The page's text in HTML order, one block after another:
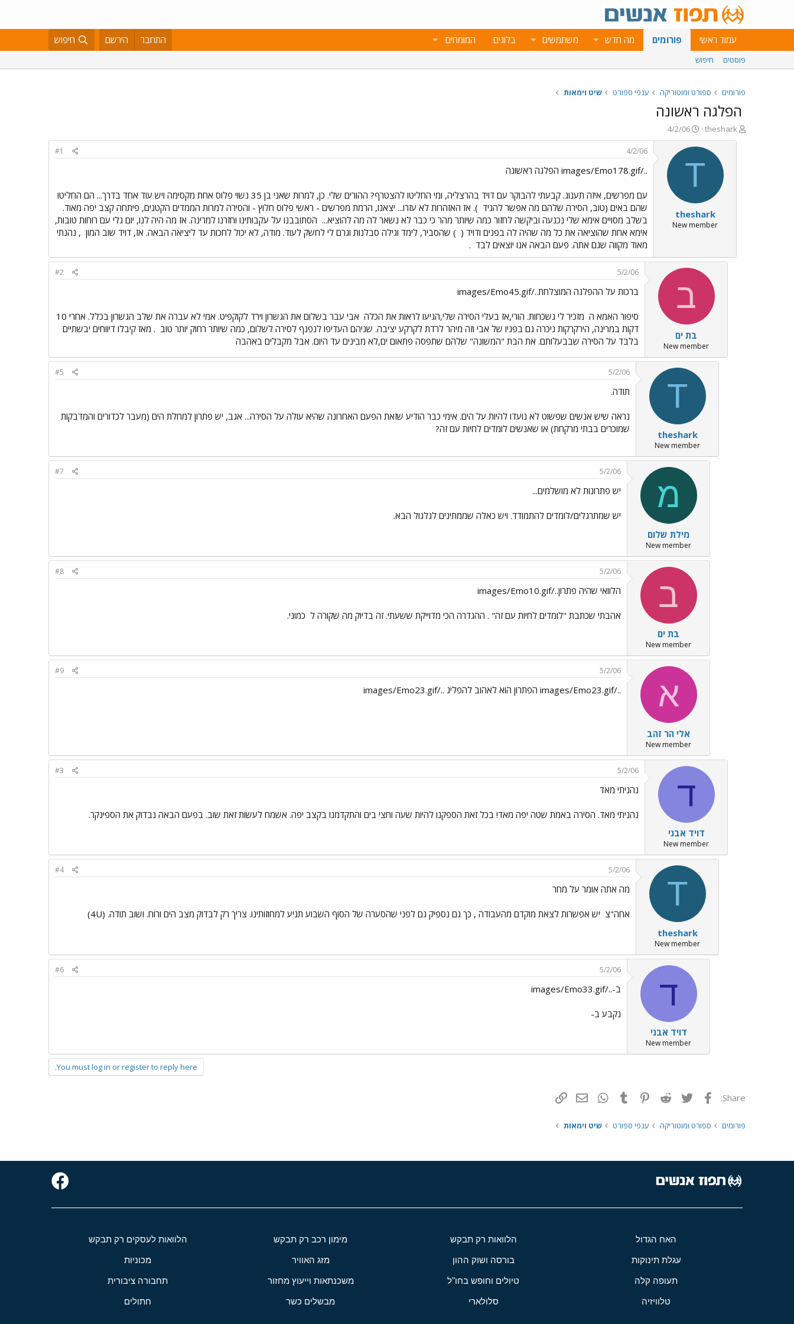
עמוד ראשי פורומים מה חדש משתמשים בלוגים המומחים התחבר הירשם חיפוש
פוסטים חיפוש
פורומים ספורט ומוטוריקה ענפי ספורט שיט וימאות
הפלגה ראשונה
פ
ו
theshark
פ
ו
ר
א
ר
י
4/2/06
T
theshark
New member
4/2/06
#1
../images/Emo178.gif הפלגה ראשונה
עם מפרשים, איזה תענוג. קבעתי להבוקר עם דויד בהרצליה, ומי החליטו להצטרף? ההורים שלי. כן, למרות שאני בן 35 נשוי פלוס אחת מקסימה ויש עוד אחד בדרך... הם החליטו
שהם באים (טוב, הסירה שלהם מה אפשר להגיד ). אז האזהרות לא עזרו... יצאנו, הרמת מפרשים - ראשי פלוס חלוץ - והסירה למרות הממדים הקטנים, פיתחה קצב יפה מאוד.
בשלב מסויים אימא שלי נכנעה וביקשה לחזור כמה שיותר מהר כי כבר לא נשאר לה מה להוציא... הסתובבנו על עקבותינו וחזרנו למרינה. אז מה היה לנו, יום גלי עם רוחות טובות,
אימא אחת שהוציאה את כל מה שהיה לה בפנים ודויד ( ) שהסביר, לימד וגילה סבלנות וגרם לי לחשק לעוד. מודה, לא יכול לחכות עד ליציאה הבאה. אז, דויד שוב המון , נהנתי
מאוד מקווה שגם אתה. פעם הבאה אנו יוצאים לבד .
ב
בת ים
New member
5/2/06
#2
ברכות על ההפלגה המוצלחת../images/Emo45.gif
סיפור האמא ה מזכיר לי נשכחות. הורי,אז בעלי הסירה שלי,הגיעו לראות את הכלה
אבי עבר בשלום את הגשרון וירד לקוקפיט. אמי לא עברה את שלב הגשרון בכלל. אחרי 10
דקות במרינה, הירקרקות ניכרה גם בפניו של אבי וזה מיהר לרדת לקרקע יציבה. שניהם העדיפו לנפנף לסירה לשלום, כמה שיותר רחוק יותר טוב . מאז קיבלו דיווחים יבשתיים
בלבד על הסירה שבבעלותם. את הבת "המשונה" שלהם שתפסה פתאום ים,לא מבינים עד היום. אבל מקבלים באהבה
T
theshark
New member
5/2/06
#5
תודה.
נראה שיש אנשים שפשוט לא נועדו להיות על הים. אימי כבר הודיע שזאת הפעם האחרונה שהיא עולה על הסירה... אגב, יש פתרון למחלת הים (מעבר לכדורים והמדבקות
שמוכרים בבתי מרקחת) או שאנשים לומדים לחיות עם זה?
מ
מילת שלום
New member
5/2/06
#7
יש פתרונות לא מושלמים...
יש שמתרגלים/לומדים להתמודד. ויש כאלה שממתינים לגלגול הבא.
ב
בת ים
New member
5/2/06
#8
הלוואי שהיה פתרון../images/Emo10.gif
אהבתי שכתבת "לומדים לחיות עם זה" . ההגדרה הכי מדוייקת ששעתי. זה בדיוק מה שקורה ל כמוני.
א
אלי הר זהב
New member
5/2/06
#9
../images/Emo23.gif הפתרון הוא לאהוב להפליג ../images/Emo23.gif
ד
דויד אבני
New member
5/2/06
#3
נהניתי מאד
נהניתי מאד. הסירה באמת שטה יפה מאד! בכל זאת הספקנו להיות שעה וחצי בים והתקדמנו בקצב יפה. אשמח לעשות זאת שוב. בפעם הבאה נבדוק את הספינקר.
T
theshark
New member
5/2/06
#4
מה אתה אומר על מחר
אחה"צ יש אפשרות לצאת מוקדם מהעבודה , כך גם נספיק גם לפני שהסערה של הסוף השבוע תגיע למחוזותינו. צריך רק לבדוק מצב הים ורוח. ושוב תודה. (4U)
ד
דויד אבני
New member
5/2/06
#6
ב-../images/Emo33.gif
נקבע ב-
You must log in or register to reply here.
Share: פייסבוק Twitter
Reddit
Pinterest
Tumblr
WhatsAppדואר אלקטרוני
פורומים ספורט ומוטוריקה ענפי ספורט שיט וימאות
האח הגדול הלוואות רק תבקש מימון רכב רק תבקש הלוואות לעסקים רק תבקש
עגלת תינוקות בורסה ושוק ההון מזג האוויר מכוניות
תעופה קלה טיולים וחופש בחו"ל משכנתאות וייעוץ מחזור תחבורה ציבורית
טלוויזיה סלולארי מבשלים כשר חתולים